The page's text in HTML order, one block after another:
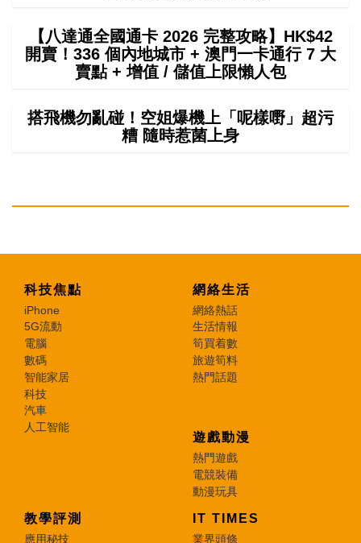
【八達通全國通卡 2026 完整攻略】HK$42
開賣！336 個內地城市 + 澳門一卡通行 7 大
賣點 + 增值 / 儲值上限懶人包
搭飛機勿亂碰！空姐爆機上「呢樣嘢」超污
糟 隨時惹菌上身
科技焦點
iPhone
5G流動
電腦
數碼
智能家居
科技
汽車
人工智能
網絡生活
網絡熱話
生活情報
筍買着數
旅遊筍料
熱門話題
遊戲動漫
熱門遊戲
電競裝備
動漫玩具
教學評測
應用秘技
IT TIMES
業界頭條